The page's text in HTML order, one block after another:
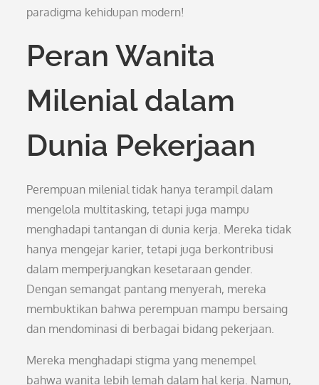
paradigma kehidupan modern!
Peran Wanita
Milenial dalam
Dunia Pekerjaan
Perempuan milenial tidak hanya terampil dalam
mengelola multitasking, tetapi juga mampu
menghadapi tantangan di dunia kerja. Mereka tidak
hanya mengejar karier, tetapi juga berkontribusi
dalam memperjuangkan kesetaraan gender.
Dengan semangat pantang menyerah, mereka
membuktikan bahwa perempuan mampu bersaing
dan mendominasi di berbagai bidang pekerjaan.
Mereka menghadapi stigma yang menempel
bahwa wanita lebih lemah dalam hal kerja. Namun,